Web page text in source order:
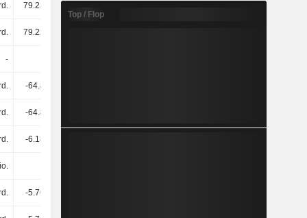
79.22 Mrd.
79.22 Mrd.
-
-64.8 Mrd.
-64.8 Mrd.
-6.18 Mrd.
-5.76 Mrd.
Top / Flop